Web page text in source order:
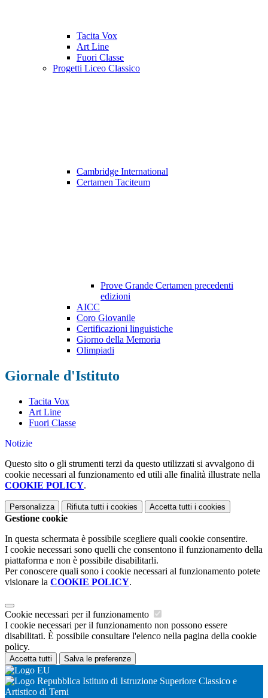
Tacita Vox
Art Line
Fuori Classe
Progetti Liceo Classico
Cambridge International
Certamen Taciteum
Prove Grande Certamen precedenti
edizioni
AICC
Coro Giovanile
Certificazioni linguistiche
Giorno della Memoria
Olimpiadi
Giornale d'Istituto
Tacita Vox
Art Line
Fuori Classe
Notizie
Questo sito o gli strumenti terzi da questo utilizzati si avvalgono di
cookie necessari al funzionamento ed utili alle finalità illustrate nella
COOKIE POLICY.
Personalizza Rifiuta tutti i cookies Accetta tutti i cookies
Gestione cookie
In questa schermata è possibile scegliere quali cookie consentire.
I cookie necessari sono quelli che consentono il funzionamento della
piattaforma e non è possibile disabilitarli.
Per conoscere quali sono i cookie necessari al funzionamento potete
visionare la COOKIE POLICY.
Cookie necessari per il funzionamento
I cookie necessari per il funzionamento non possono essere
disabilitati. È possibile consultare l'elenco nella pagina della cookie
policy.
Accetta tutti Salva le preferenze
Istituto di Istruzione Superiore Classico e
Artistico di Terni